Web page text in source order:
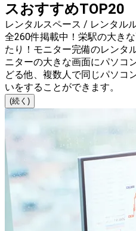
スおすすめTOP20
レンタルスペース / レンタル
全260件掲載中！栄駅の大き
たり！モニター完備のレンタ
ニターの大きな画面にパソコ
どる他、複数人で同じパソコ
いをすることができます。
(続く)